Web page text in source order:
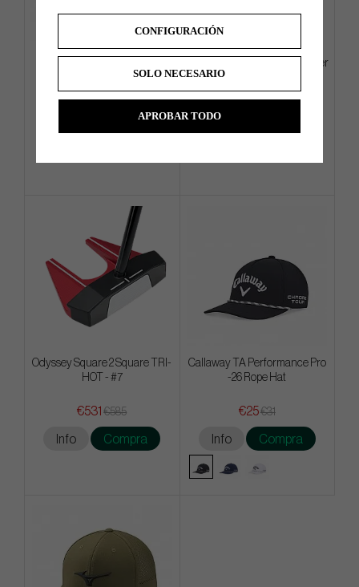
Callaway Tour Towel -23 - Silver
Odyssey Square 2 Square TRI-
HOT - #7
€531 €585
Info Compra
Callaway TA Performance Pro
-26 Rope Hat
€25€31
Info Compra
CONFIGURACIÓN
SOLO NECESARIO
APROBAR TODO